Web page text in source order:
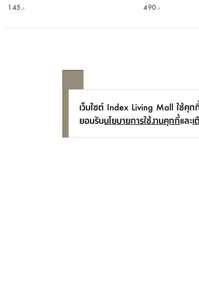
145.- 490.-
เว็บไซต์ Index Living Mall ใช้คุก
ยอมรับนโยบายการใช้งานคุกกี้และ